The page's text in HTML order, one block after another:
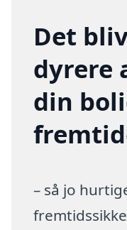
Det
dyrere
din
– så jo